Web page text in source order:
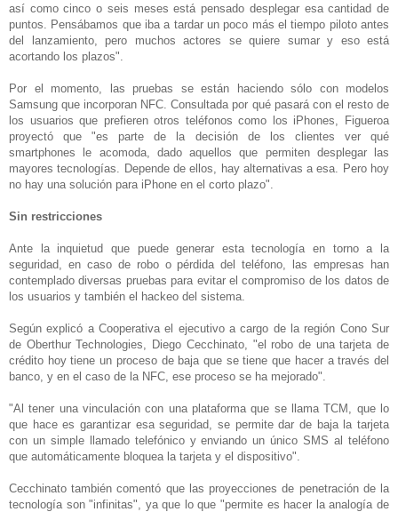
así como cinco o seis meses está pensado desplegar esa cantidad de
puntos. Pensábamos que iba a tardar un poco más el tiempo piloto antes
del lanzamiento, pero muchos actores se quiere sumar y eso está
acortando los plazos".
Por el momento, las pruebas se están haciendo sólo con modelos
Samsung que incorporan NFC. Consultada por qué pasará con el resto de
los usuarios que prefieren otros teléfonos como los iPhones, Figueroa
proyectó que "es parte de la decisión de los clientes ver qué
smartphones le acomoda, dado aquellos que permiten desplegar las
mayores tecnologías. Depende de ellos, hay alternativas a esa. Pero hoy
no hay una solución para iPhone en el corto plazo".
Sin restricciones
Ante la inquietud que puede generar esta tecnología en torno a la
seguridad, en caso de robo o pérdida del teléfono, las empresas han
contemplado diversas pruebas para evitar el compromiso de los datos de
los usuarios y también el hackeo del sistema.
Según explicó a Cooperativa el ejecutivo a cargo de la región Cono Sur
de Oberthur Technologies, Diego Cecchinato, "el robo de una tarjeta de
crédito hoy tiene un proceso de baja que se tiene que hacer a través del
banco, y en el caso de la NFC, ese proceso se ha mejorado".
"Al tener una vinculación con una plataforma que se llama TCM, que lo
que hace es garantizar esa seguridad, se permite dar de baja la tarjeta
con un simple llamado telefónico y enviando un único SMS al teléfono
que automáticamente bloquea la tarjeta y el dispositivo".
Cecchinato también comentó que las proyecciones de penetración de la
tecnología son "infinitas", ya que lo que "permite es hacer la analogía de